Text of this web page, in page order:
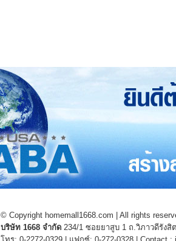
© Copyright homemall1668.com | All rights
บริษัท 1668 จำกัด 234/1 ซอยยาสูบ 1 ถ.วิภาวดีรัง